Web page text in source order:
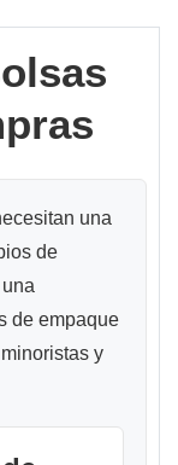
una
de
de empaque
y